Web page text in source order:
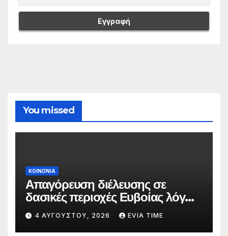
You missed
ΚΟΙΝΩΝΙΑ
Απαγόρευση διέλευσης σε
δασικές περιοχές Ευβοίας λόγω
πολύ υψηλού κινδύνου
πυρκαγιάς
4 ΑΥΓΟΎΣΤΟΥ, 2026 EVIA TIME